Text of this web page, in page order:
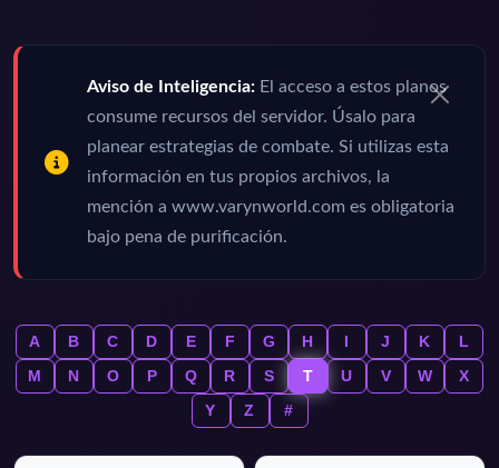
Aviso de Inteligencia: El acceso a estos planos
consume recursos del servidor. Úsalo para
planear estrategias de combate. Si utilizas esta
información en tus propios archivos, la
mención a www.varynworld.com es obligatoria
bajo pena de purificación.
A B C D E F G H I J K
L
M
N O P Q R S T U V W
X
Y
Z #